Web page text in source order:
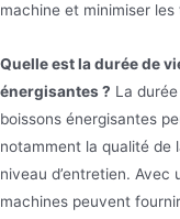
machine et minimiser les
Quelle est la durée de
énergisantes ? La
boissons énergisantes
notamment la qualité de
niveau d’entretien.
machines peuvent